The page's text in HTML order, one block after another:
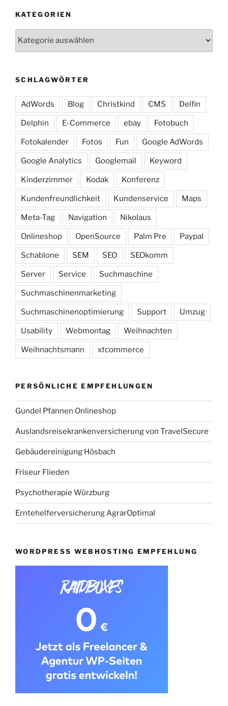
KATEGORIEN
SCHLAGWÖRTER
AdWords Blog Christkind CMS Delfin
Delphin E-Commerce ebay Fotobuch
Fotokalender Fotos Fun Google AdWords
Google Analytics Googlemail Keyword
Kinderzimmer Kodak Konferenz
Kundenfreundlichkeit Kundenservice Maps
Meta-Tag Navigation Nikolaus
Onlineshop OpenSource Palm Pre Paypal
Schablone SEM SEO SEOkomm
Server Service Suchmaschine
Suchmaschinenmarketing
Suchmaschinenoptimierung Support Umzug
Usability Webmontag Weihnachten
Weihnachtsmann xtcommerce
PERSÖNLICHE EMPFEHLUNGEN
Gundel Pfannen Onlineshop
Auslandsreisekrankenversicherung von TravelSecure
Gebäudereinigung Hösbach
Friseur Flieden
Psychotherapie Würzburg
Erntehelferversicherung AgrarOptimal
WORDPRESS WEBHOSTING EMPFEHLUNG